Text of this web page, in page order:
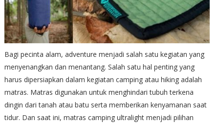
Bagi pecinta alam, adventure menjadi salah satu kegiatan yang
menyenangkan dan menantang. Salah satu hal penting yang
harus dipersiapkan dalam kegiatan camping atau hiking adalah
matras. Matras digunakan untuk menghindari tubuh terkena
dingin dari tanah atau batu serta memberikan kenyamanan saat
tidur. Dan saat ini, matras camping ultralight menjadi pilihan